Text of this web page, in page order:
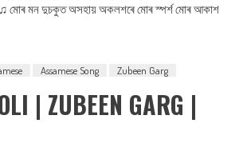
মোৰ মন দুচকুত অসহায় অকলশৰে মোৰ স্পৰ্শ মোৰ আকাশ
Assamese Song Zubeen Garg
| ZUBEEN GARG |